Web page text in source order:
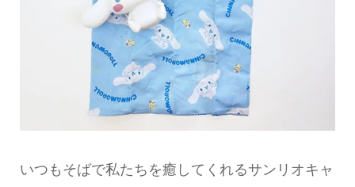
いつもそばで私たちを癒してくれるサンリオキャ